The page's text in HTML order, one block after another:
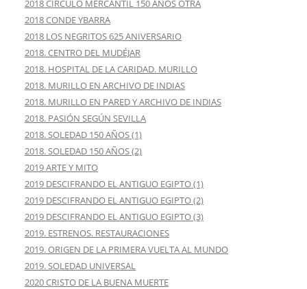
2018 CÍRCULO MERCANTIL 150 AÑOS OTRA
2018 CONDE YBARRA
2018 LOS NEGRITOS 625 ANIVERSARIO
2018. CENTRO DEL MUDÉJAR
2018. HOSPITAL DE LA CARIDAD. MURILLO
2018. MURILLO EN ARCHIVO DE INDIAS
2018. MURILLO EN PARED Y ARCHIVO DE INDIAS
2018. PASIÓN SEGÚN SEVILLA
2018. SOLEDAD 150 AÑOS (1)
2018. SOLEDAD 150 AÑOS (2)
2019 ARTE Y MITO
2019 DESCIFRANDO EL ANTIGUO EGIPTO (1)
2019 DESCIFRANDO EL ANTIGUO EGIPTO (2)
2019 DESCIFRANDO EL ANTIGUO EGIPTO (3)
2019. ESTRENOS. RESTAURACIONES
2019. ORIGEN DE LA PRIMERA VUELTA AL MUNDO
2019. SOLEDAD UNIVERSAL
2020 CRISTO DE LA BUENA MUERTE